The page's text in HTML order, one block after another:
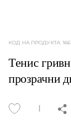
КОД НА ПРОДУКТА:
Тенис
прозрачни